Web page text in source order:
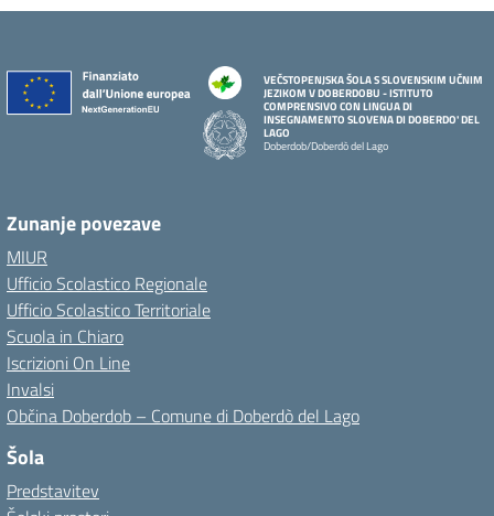
VEČSTOPENJSKA ŠOLA S SLOVENSKIM UČNIM
JEZIKOM V DOBERDOBU - ISTITUTO
COMPRENSIVO CON LINGUA DI
INSEGNAMENTO SLOVENA DI DOBERDO' DEL
LAGO
Doberdob/Doberdò del Lago
Zunanje povezave
MIUR
Ufficio Scolastico Regionale
Ufficio Scolastico Territoriale
Scuola in Chiaro
Iscrizioni On Line
Invalsi
Občina Doberdob – Comune di Doberdò del Lago
Šola
Predstavitev